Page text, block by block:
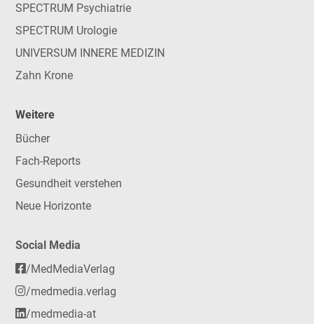
SPECTRUM Psychiatrie
SPECTRUM Urologie
UNIVERSUM INNERE MEDIZIN
Zahn Krone
Weitere
Bücher
Fach-Reports
Gesundheit verstehen
Neue Horizonte
Social Media
/MedMediaVerlag
/medmedia.verlag
/medmedia-at